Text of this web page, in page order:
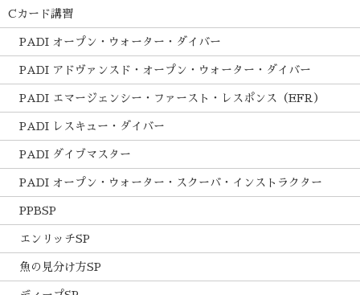
Cカード講習
PADI オープン・ウォーター・ダイバー
PADI アドヴァンスド・オープン・ウォーター・ダイバー
PADI エマージェンシー・ファースト・レスポンス（EFR）
PADI レスキュー・ダイバー
PADI ダイブマスター
PADI オープン・ウォーター・スクーバ・インストラクター
PPBSP
エンリッチSP
魚の見分け方SP